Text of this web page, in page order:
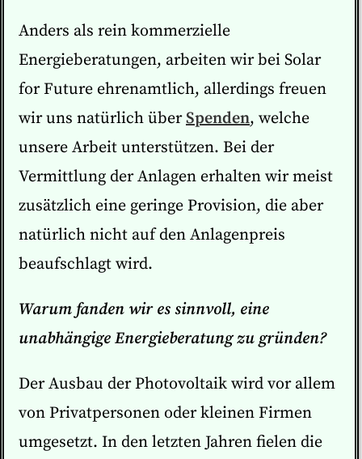
Anders als rein kommerzielle
Energieberatungen, arbeiten wir bei Solar
for Future ehrenamtlich, allerdings freuen
wir uns natürlich überSpenden, welche
unsere Arbeit unterstützen. Bei der
Vermittlung der Anlagen erhalten wir meist
zusätzlich eine geringe Provision, die aber
natürlich nicht auf den Anlagenpreis
beaufschlagt wird.
Warum fanden wir es sinnvoll, eine
unabhängige Energieberatung zu gründen?
Der Ausbau der Photovoltaik wird vor allem
von Privatpersonen oder kleinen Firmen
umgesetzt. In den letzten Jahren fielen die